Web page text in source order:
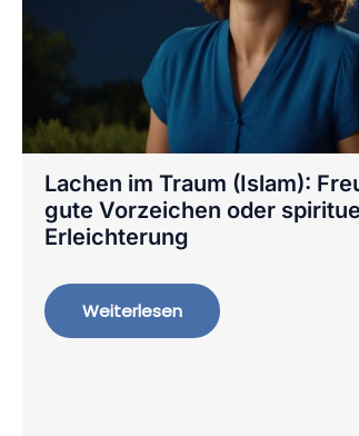
Lachen im Traum (Islam):
gute Vorzeichen oder
Erleichterung
Weiterlesen